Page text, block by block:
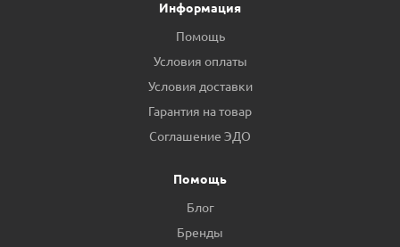
Информация
Помощь
Условия оплаты
Условия доставки
Гарантия на товар
Соглашение ЭДО
Помощь
Блог
Бренды